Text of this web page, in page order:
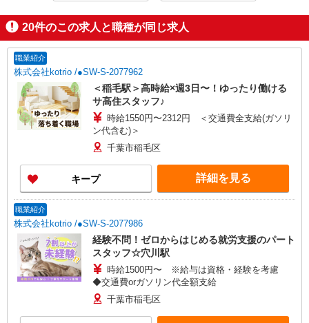
20件のこの求人と職種が同じ求人
職業紹介
株式会社kotrio /●SW-S-2077962
＜稲毛駅＞高時給×週3日〜！ゆったり働ける
サ高住スタッフ♪
時給1550円〜2312円 ＜交通費全支給(ガソリ
ン代含む)＞
千葉市稲毛区
キープ 詳細を見る
職業紹介
株式会社kotrio /●SW-S-2077986
経験不問！ゼロからはじめる就労支援のパート
スタッフ☆穴川駅
時給1500円〜 ※給与は資格・経験を考慮
◆交通費orガソリン代全額支給
千葉市稲毛区